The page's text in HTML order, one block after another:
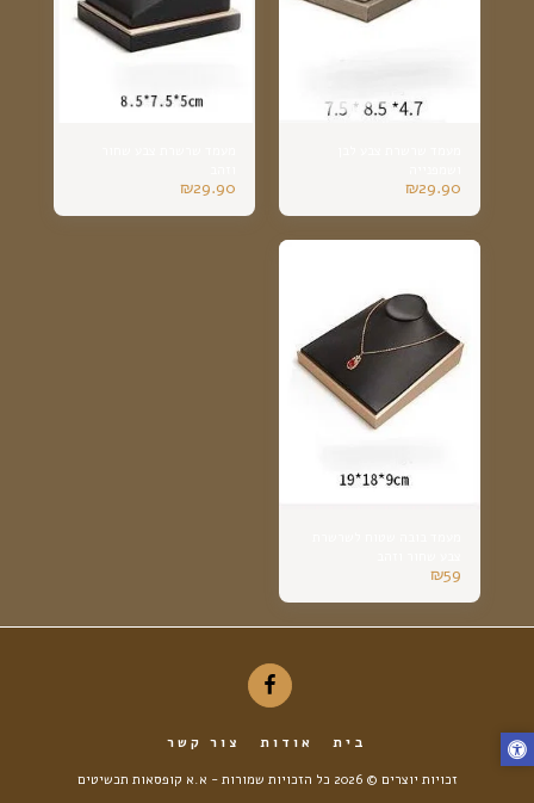
₪29.90
₪29.90
₪59
בית אודות צור קשר
זכויות יוצרים © 2026 כל הזכויות שמורות - א.א קופסאות תכשיטים